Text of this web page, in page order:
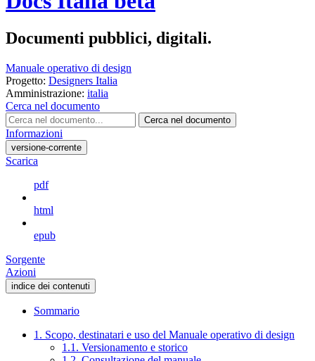
Documenti pubblici, digitali.
Manuale operativo di design
Progetto: Designers Italia
Amministrazione: italia
Cerca nel documento
Cerca nel documento
Informazioni
versione-corrente
Scarica
pdf
html
epub
Sorgente
Azioni
indice dei contenuti
Sommario
1. Scopo, destinatari e uso del Manuale operativo di design
1.1. Versionamento e storico